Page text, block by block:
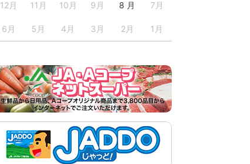
12月 11月 10月 9月 8 月 7月
6月 5月 4月 3月 2月 1月